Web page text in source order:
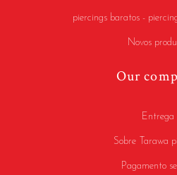
piercings baratos -
Novos
Our
Entrega
Sobre Tarawa
Pagamento